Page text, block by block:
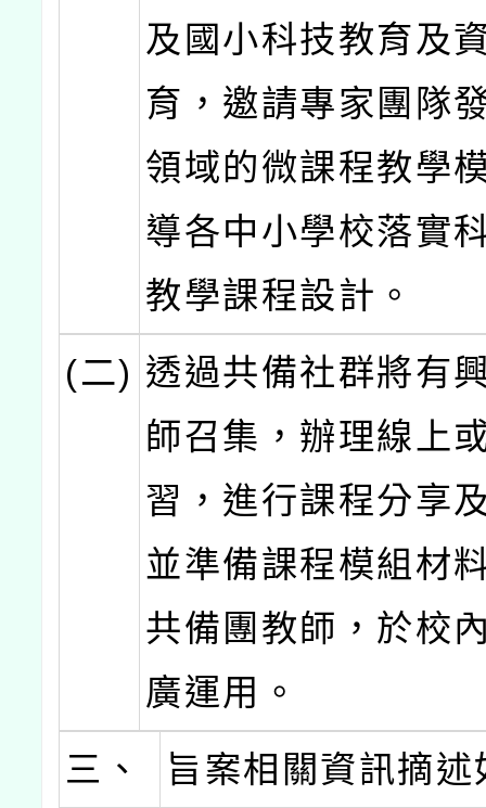
及國小科技教育及
育，邀請專家團隊
領域的微課程教學
導各中小學校落實
教學課程設計。
(二) 透過共備社群將有
師召集，辦理線上
習，進行課程分享
並準備課程模組材
共備團教師，於校
廣運用。
三、
旨案相關資訊摘述